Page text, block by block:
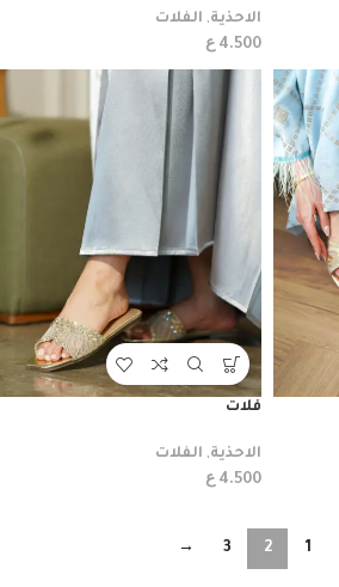
الاحذية, الفلات
4.500 ع
فلات
الاحذية, الفلات
4.500 ع
1
2
3
→